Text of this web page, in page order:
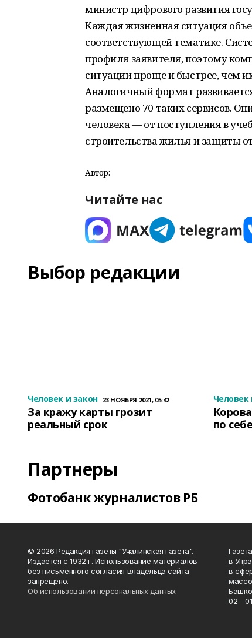
министр цифрового развития
Каждая жизненная ситуация
соответствующей тематике.
профиля заявителя, поэтому
ситуации проще и быстрее, чем
Аналогичный формат
размещено 70 таких сервисов.
человека — от поступления в
строительства жилья и защиты
Автор:
Читайте нас
Выбор редакции
Человек и закон 23 НОЯБРЯ 2021, 05:42
За кражу карты грозит
реальный срок
Человек
по себе
Партнеры
Фотобанк журналистов РБ
© 2026 Редакция газеты "Учалинская газета".
Издается с 1932 г. Использование материалов
без письменного согласия владельца сайта
запрещено.
Об использовании персональных данных
в
в
02 -